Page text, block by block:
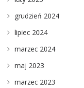
grudzień 2024
lipiec 2024
marzec 2024
maj 2023
marzec 2023